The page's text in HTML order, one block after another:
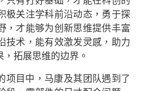
极关注学科前沿动态，勇于探
，才能够为创新思维提供丰富
技术，能有效激发灵感，助力
拓展思维的边界。
项目中，马康及其团队遇到了